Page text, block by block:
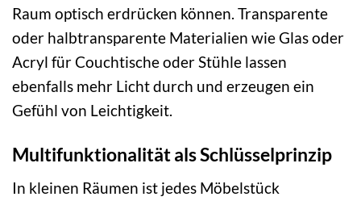
Raum optisch erdrücken können. Transparente
oder halbtransparente Materialien wie Glas oder
Acryl für Couchtische oder Stühle lassen
ebenfalls mehr Licht durch und erzeugen ein
Gefühl von Leichtigkeit.
Multifunktionalität als Schlüsselprinzip
In kleinen Räumen ist jedes Möbelstück